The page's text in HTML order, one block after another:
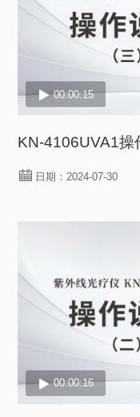
00:00:15
KN-4106UVA1操
日期：2024-07-30
00:00:16